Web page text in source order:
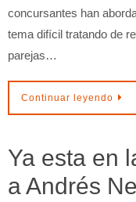
concursantes han
tema difícil tratando de
parejas…
Continuar leyendo
Ya esta en
a Andrés